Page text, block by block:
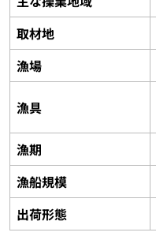
取材地
漁場
漁具
漁期
漁船規模
出荷形態